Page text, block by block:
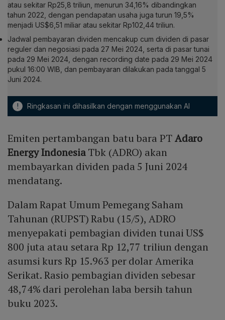
atau sekitar Rp25,8 triliun, menurun 34,16% dibandingkan
tahun 2022, dengan pendapatan usaha juga turun 19,5%
menjadi US$6,51 miliar atau sekitar Rp102,44 triliun.
Jadwal pembayaran dividen mencakup cum dividen di pasar
reguler dan negosiasi pada 27 Mei 2024, serta di pasar tunai
pada 29 Mei 2024, dengan recording date pada 29 Mei 2024
pukul 16:00 WIB, dan pembayaran dilakukan pada tanggal 5
Juni 2024.
! Ringkasan ini dihasilkan dengan menggunakan AI
Emiten pertambangan batu bara PTAdaro
Energy IndonesiaTbk (ADRO) akan
membayarkan dividen pada 5 Juni 2024
mendatang.
Dalam Rapat Umum Pemegang Saham
Tahunan (RUPST) Rabu (15/5), ADRO
menyepakati pembagian dividen tunai US$
800 juta atau setara Rp 12,77 triliun dengan
asumsi kurs Rp 15.963 per dolar Amerika
Serikat. Rasio pembagian dividen sebesar
48,74% dari perolehan laba bersih tahun
buku 2023.